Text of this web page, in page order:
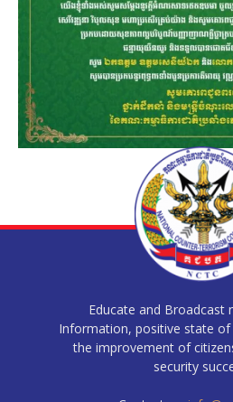
Educate and Broadcast
Information, positive state
the improvement of
security